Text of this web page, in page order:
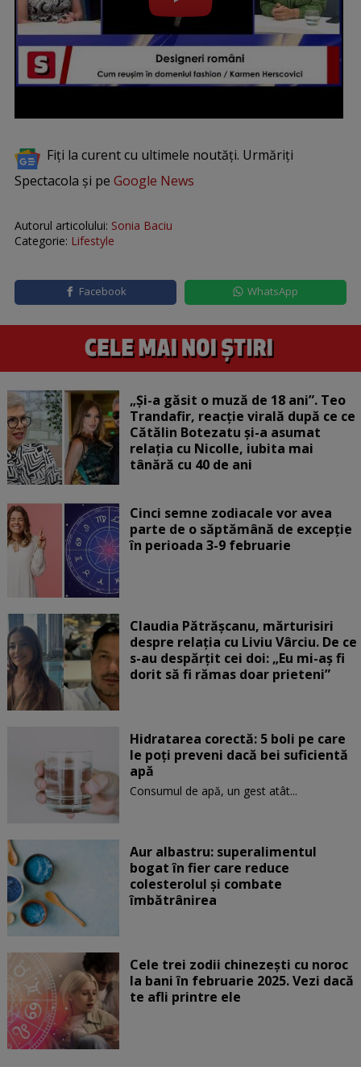
Fiți la curent cu ultimele noutăți. Urmăriți
Spectacola și pe Google News
Autorul articolului: Sonia Baciu
Categorie: Lifestyle
Facebook WhatsApp
„Și-a găsit o muză de 18 ani”. Teo
Trandafir, reacție virală după ce ce
Cătălin Botezatu și-a asumat
relația cu Nicolle, iubita mai
tânără cu 40 de ani
Cinci semne zodiacale vor avea
parte de o săptămână de excepție
în perioada 3-9 februarie
Claudia Pătrășcanu, mărturisiri
despre relația cu Liviu Vârciu. De ce
s-au despărțit cei doi: „Eu mi-aș fi
dorit să fi rămas doar prieteni”
Hidratarea corectă: 5 boli pe care
le poți preveni dacă bei suficientă
apă
Consumul de apă, un gest atât...
Aur albastru: superalimentul
bogat în fier care reduce
colesterolul și combate
îmbătrânirea
Cele trei zodii chinezești cu noroc
la bani în februarie 2025. Vezi dacă
te afli printre ele